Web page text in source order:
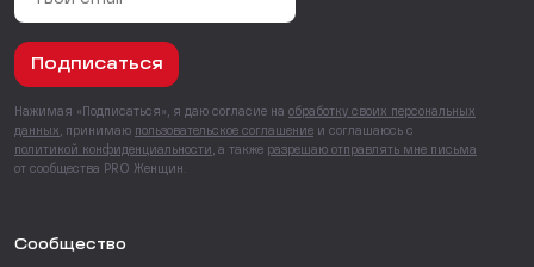
Подписаться
Нажимая «Подписаться», я даю согласие на обработку своих персональных
данных , принимаю пользовательское соглашение и соглашаюсь с
политикой конфиденциальности , а также разрешаю отправлять мне письма
от сообщества PRO Женщин.
Сообщество